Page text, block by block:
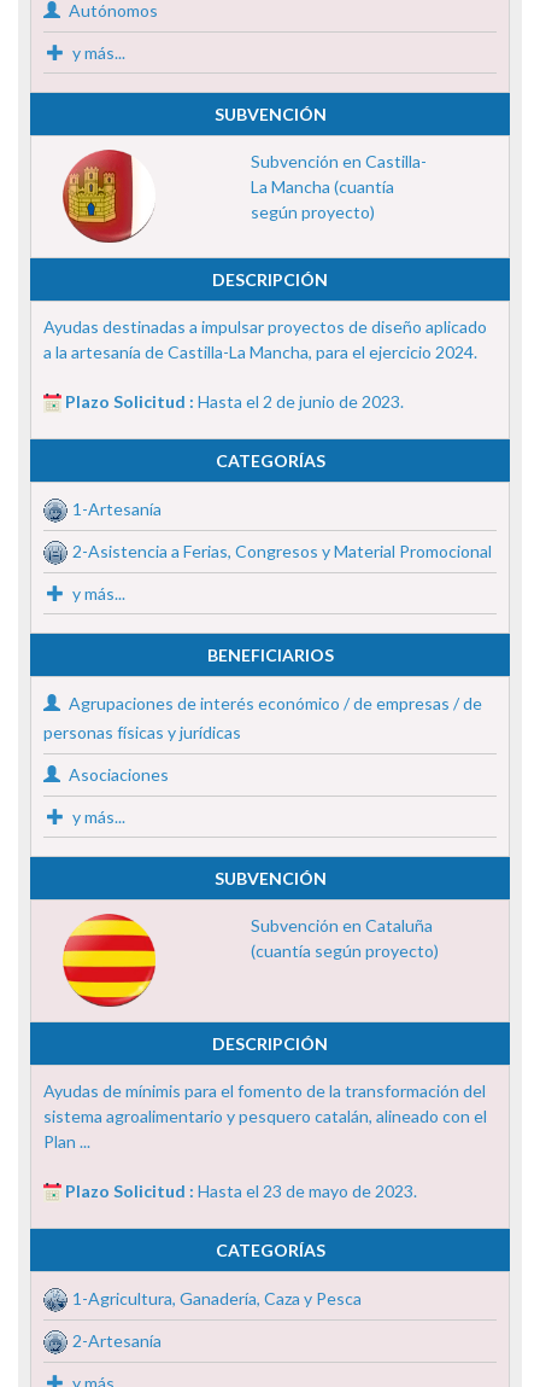
Autónomos
y más...
SUBVENCIÓN
Subvención en Castilla-
La Mancha (cuantía
según proyecto)
DESCRIPCIÓN
Ayudas destinadas a impulsar proyectos de diseño aplicado
a la artesanía de Castilla-La Mancha, para el ejercicio 2024.
Plazo Solicitud : Hasta el 2 de junio de 2023.
CATEGORÍAS
1-Artesanía
2-Asistencia a Ferias, Congresos y Material Promocional
y más...
BENEFICIARIOS
Agrupaciones de interés económico / de empresas / de
personas físicas y jurídicas
Asociaciones
y más...
SUBVENCIÓN
Subvención en Cataluña
(cuantía según proyecto)
DESCRIPCIÓN
Ayudas de mínimis para el fomento de la transformación del
sistema agroalimentario y pesquero catalán, alineado con el
Plan ...
Plazo Solicitud : Hasta el 23 de mayo de 2023.
CATEGORÍAS
1-Agricultura, Ganadería, Caza y Pesca
2-Artesanía
y más...